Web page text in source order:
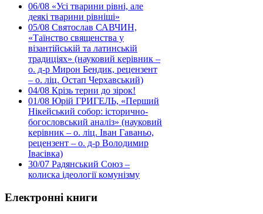
06/08 «Усі тварини рівні, але
деякі тварини рівніші»
05/08 Святослав САВЧИН,
«Таїнство священства у
візантійській та латинській
традиціях» (науковий керівник –
о. д-р Мирон Бендик, рецензент
– о. ліц. Остап Черхавський)
04/08 Крізь терни до зірок!
01/08 Юрій ГРИГЕЛЬ, «Перший
Нікейський собор: історично-
богословський аналіз» (науковий
керівник – о. ліц. Іван Гаваньо,
рецензент – о. д-р Володимир
Івасівка)
30/07 Радянський Союз –
колиска ідеології комунізму
Електронні книги